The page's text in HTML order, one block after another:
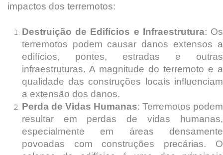
impactos dos terremotos:
Destruição de Edifícios e Infraestrutura: Os
terremotos podem causar danos extensos a
edifícios, pontes, estradas e outras
infraestruturas. A magnitude do terremoto e a
qualidade das construções locais influenciam
a extensão dos danos.
Perda de Vidas Humanas: Terremotos podem
resultar em perdas de vidas humanas,
especialmente em áreas densamente
povoadas com construções precárias. O